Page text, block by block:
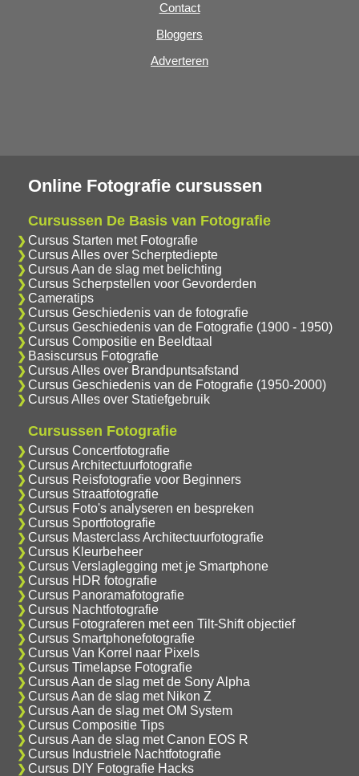
Contact
Bloggers
Adverteren
Online Fotografie cursussen
Cursussen De Basis van Fotografie
Cursus Starten met Fotografie
Cursus Alles over Scherptediepte
Cursus Aan de slag met belichting
Cursus Scherpstellen voor Gevorderden
Cameratips
Cursus Geschiedenis van de fotografie
Cursus Geschiedenis van de Fotografie (1900 - 1950)
Cursus Compositie en Beeldtaal
Basiscursus Fotografie
Cursus Alles over Brandpuntsafstand
Cursus Geschiedenis van de Fotografie (1950-2000)
Cursus Alles over Statiefgebruik
Cursussen Fotografie
Cursus Concertfotografie
Cursus Architectuurfotografie
Cursus Reisfotografie voor Beginners
Cursus Straatfotografie
Cursus Foto's analyseren en bespreken
Cursus Sportfotografie
Cursus Masterclass Architectuurfotografie
Cursus Kleurbeheer
Cursus Verslaglegging met je Smartphone
Cursus HDR fotografie
Cursus Panoramafotografie
Cursus Nachtfotografie
Cursus Fotograferen met een Tilt-Shift objectief
Cursus Smartphonefotografie
Cursus Van Korrel naar Pixels
Cursus Timelapse Fotografie
Cursus Aan de slag met de Sony Alpha
Cursus Aan de slag met Nikon Z
Cursus Aan de slag met OM System
Cursus Compositie Tips
Cursus Aan de slag met Canon EOS R
Cursus Industriele Nachtfotografie
Cursus DIY Fotografie Hacks